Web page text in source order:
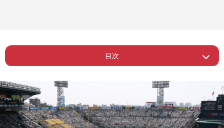
目次
ー ABEMAが高校野球放映に参入
Page 2 ー サッカーW杯で盛り上げたABEMA